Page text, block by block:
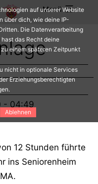
Menü
- 04:49
12 Stunden führte
ins Seniorenheim
auf unserer Website
über dich, wie deine IP-
Die Datenverarbeitung
das Recht deine
einem späteren Zeitpunkt
nicht in optionale Services
Erziehungsberechtigten
Ablehnen